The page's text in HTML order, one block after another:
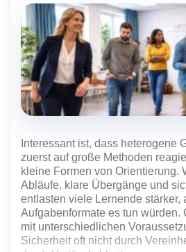
behandelt werden muss,
Bestandteil gemeinsamer
Interessant ist, dass heterogene
zuerst auf große Methoden
kleine Formen von Orientierung.
Abläufe, klare Übergänge und
entlasten viele Lernende stärker,
Aufgabenformate es tun würden.
mit unterschiedlichen
Sicherheit oft nicht durch